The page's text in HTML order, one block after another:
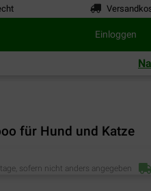
Einloggen
für Hund und Katze
sofern nicht anders angegeben